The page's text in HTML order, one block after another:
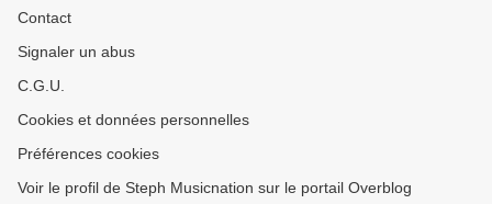
Contact
Signaler un abus
C.G.U.
Cookies et données personnelles
Préférences cookies
Voir le profil de Steph Musicnation sur le portail Overblog